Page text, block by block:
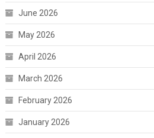
June 2026
May 2026
April 2026
March 2026
February 2026
January 2026